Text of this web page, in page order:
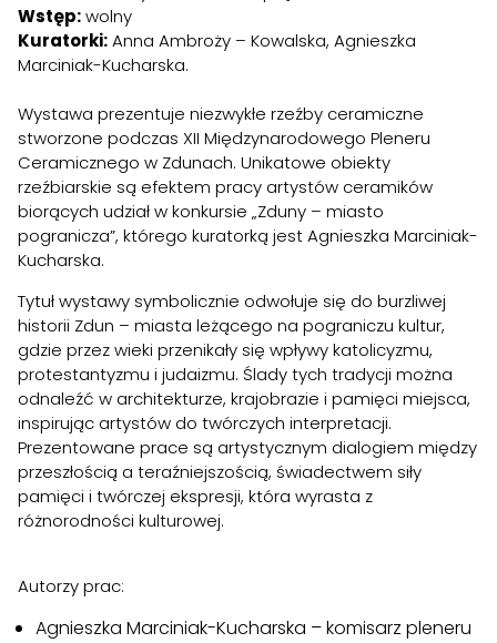
Wstęp:wolny
Kuratorki:Anna Ambroży – Kowalska, Agnieszka
Marciniak-Kucharska.
Wystawa prezentuje niezwykłe rzeźby ceramiczne
stworzone podczas XII Międzynarodowego Pleneru
Ceramicznego w Zdunach. Unikatowe obiekty
rzeźbiarskie są efektem pracy artystów ceramików
biorących udział w konkursie „Zduny – miasto
pogranicza”, którego kuratorką jest Agnieszka Marciniak-
Kucharska.
Tytuł wystawy symbolicznie odwołuje się do burzliwej
historii Zdun – miasta leżącego na pograniczu kultur,
gdzie przez wieki przenikały się wpływy katolicyzmu,
protestantyzmu i judaizmu. Ślady tych tradycji można
odnaleźć w architekturze, krajobrazie i pamięci miejsca,
inspirując artystów do twórczych interpretacji.
Prezentowane prace są artystycznym dialogiem między
przeszłością a teraźniejszością, świadectwem siły
pamięci i twórczej ekspresji, która wyrasta z
różnorodności kulturowej.
Autorzy prac:
Agnieszka Marciniak-Kucharska – komisarz pleneru